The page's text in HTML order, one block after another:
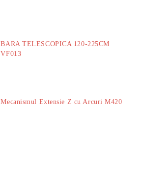
BARA TELESCOPICA 120-225CM
VF013
Mecanismul Extensie Z cu Arcuri M420